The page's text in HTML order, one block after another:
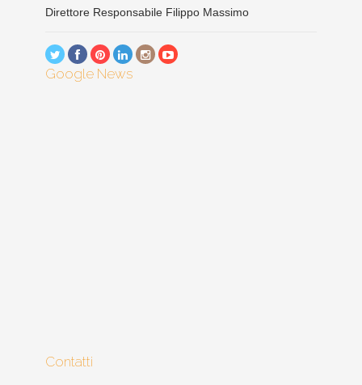
Direttore Responsabile Filippo Massimo
Google News
Contatti